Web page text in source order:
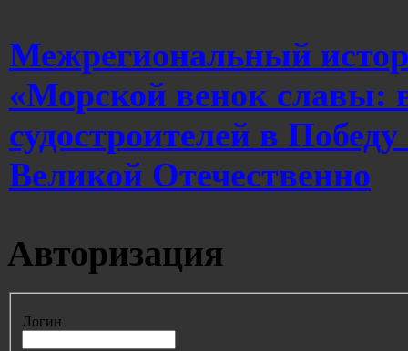
Межрегиональный
«Морской венок славы:
судостроителей в
Великой Отечественно
Авторизация
Логин